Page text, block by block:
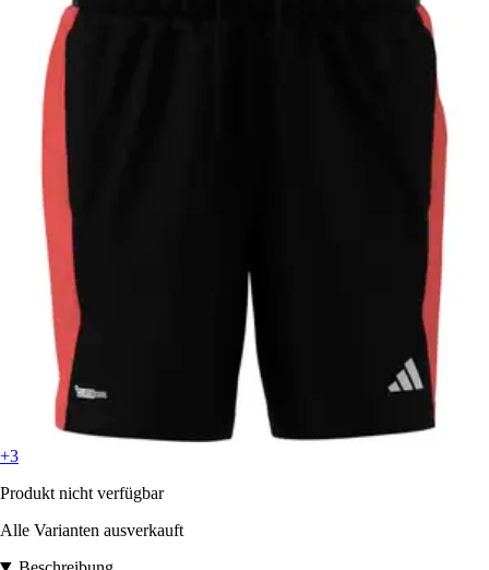
+3
Produkt nicht verfügbar
Alle Varianten ausverkauft